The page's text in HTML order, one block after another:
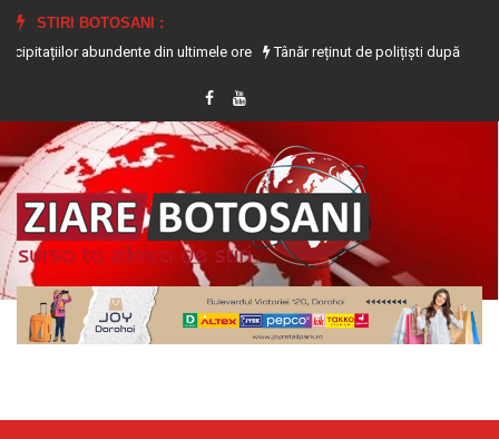
STIRI BOTOSANI :
abundente din ultimele ore
Tânăr reținut de polițiști după ce i-a furat